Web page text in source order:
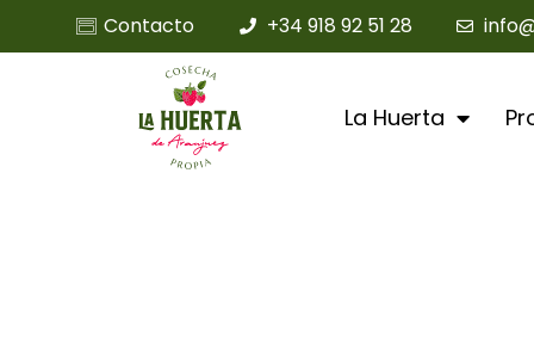
Contacto +34 918 92 51 28
La Huerta